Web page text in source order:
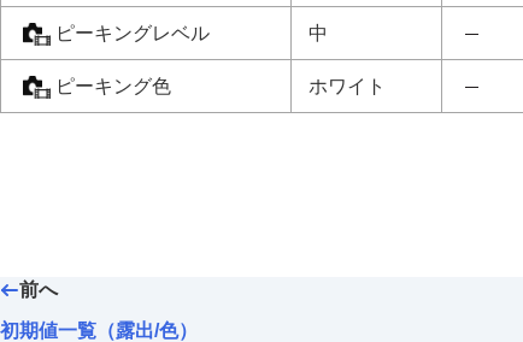
ピーキングレベル 中
ピーキング色 ホワイト
前へ
初期値一覧（露出/色）